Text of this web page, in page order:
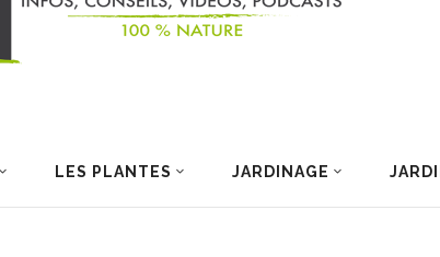
LES PLANTES JARDINAGE